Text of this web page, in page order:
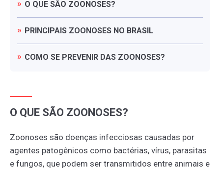
O QUE SÃO ZOONOSES?
PRINCIPAIS ZOONOSES NO BRASIL
COMO SE PREVENIR DAS ZOONOSES?
O QUE SÃO ZOONOSES?
Zoonoses são doenças infecciosas causadas por
agentes patogênicos como bactérias, vírus, parasitas
e fungos, que podem ser transmitidos entre animais e